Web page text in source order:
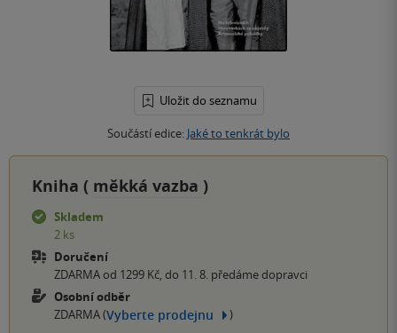
Uložit do seznamu
Součástí edice: Jaké to tenkrát bylo
Kniha ( měkká vazba )
Skladem
2 ks
Doručení
ZDARMA od 1299 Kč, do 11. 8. předáme dopravci
Osobní odběr
ZDARMA (Vyberte prodejnu )